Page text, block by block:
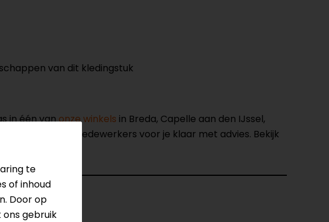
van dit kledingstuk
in één vanonze winkels in Breda, Capelle aan den IJssel,
onze verkoopmedewerkers voor je klaar met advies. Bekijk
te
of inhoud
Door op
ons gebruik